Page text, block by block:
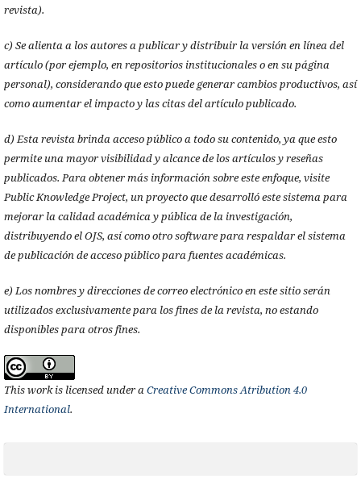
revista).
c) Se alienta a los autores a publicar y distribuir la versión en línea del
artículo (por ejemplo, en repositorios institucionales o en su página
personal), considerando que esto puede generar cambios productivos, así
como aumentar el impacto y las citas del artículo publicado.
d) Esta revista brinda acceso público a todo su contenido, ya que esto
permite una mayor visibilidad y alcance de los artículos y reseñas
publicados. Para obtener más información sobre este enfoque, visite
Public Knowledge Project, un proyecto que desarrolló este sistema para
mejorar la calidad académica y pública de la investigación,
distribuyendo el OJS, así como otro software para respaldar el sistema
de publicación de acceso público para fuentes académicas.
e) Los nombres y direcciones de correo electrónico en este sitio serán
utilizados exclusivamente para los fines de la revista, no estando
disponibles para otros fines.
This work is licensed under aCreative Commons Atribution 4.0
International.